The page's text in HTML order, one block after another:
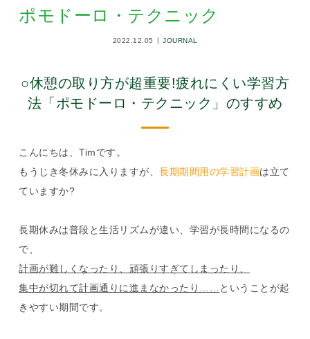
ポモドーロ・テクニック
2022.12.05 JOURNAL
○休憩の取り方が超重要!疲れにくい学習方
法「ポモドーロ・テクニック」のすすめ
こんにちは、Timです。
もうじき冬休みに入りますが、長期期間用の学習計画は立て
ていますか?
長期休みは普段と生活リズムが違い、学習が長時間になるの
で、
計画が難しくなったり、頑張りすぎてしまったり、
集中が切れて計画通りに進まなかったり……
ということが起
きやすい期間です。